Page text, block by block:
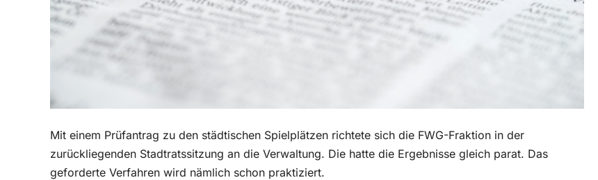
Mit einem Prüfantrag zu den städtischen Spielplätzen richtete sich die FWG-Fraktion in der
zurückliegenden Stadtratssitzung an die Verwaltung. Die hatte die Ergebnisse gleich parat. Das
geforderte Verfahren wird nämlich schon praktiziert.